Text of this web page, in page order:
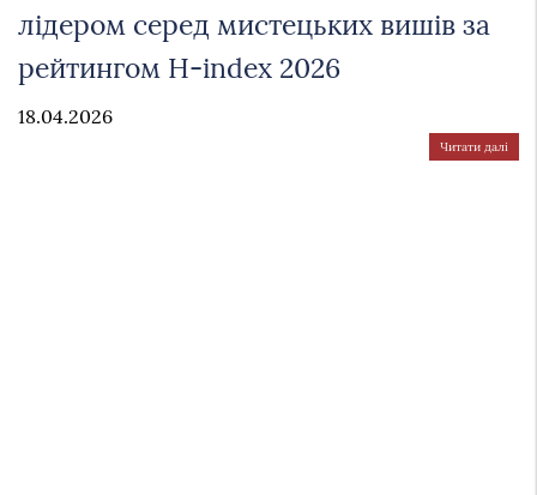
лідером серед мистецьких вишів за
рейтингом H-index 2026
18.04.2026
Читати далі